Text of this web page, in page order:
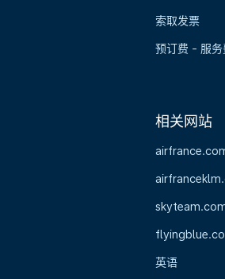
索取发票
预订费 - 服务
相关网站
英语